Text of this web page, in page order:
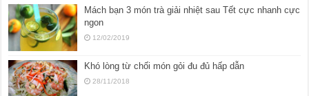
Mách bạn 3 món trà giải nhiệt sau Tết cực nhanh cực
ngon
12/02/2019
Khó lòng từ chối món gỏi đu đủ hấp dẫn
28/11/2018